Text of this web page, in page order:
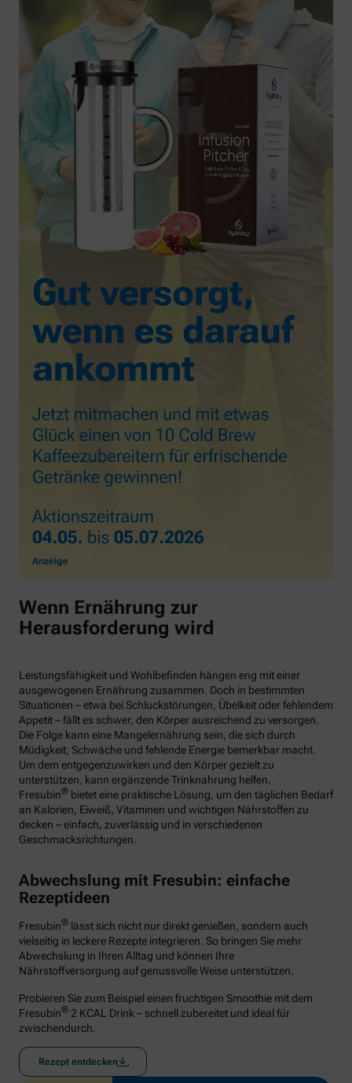
Wenn Ernährung zur
Herausforderung wird
Leistungsfähigkeit und Wohlbefinden hängen eng mit einer
ausgewogenen Ernährung zusammen. Doch in bestimmten
Situationen – etwa bei Schluckstörungen, Übelkeit oder fehlendem
Appetit – fällt es schwer, den Körper ausreichend zu versorgen.
Die Folge kann eine Mangelernährung sein, die sich durch
Müdigkeit, Schwäche und fehlende Energie bemerkbar macht.
Um dem entgegenzuwirken und den Körper gezielt zu
unterstützen, kann ergänzende Trinknahrung helfen.
Fresubin® bietet eine praktische Lösung, um den täglichen Bedarf
an Kalorien, Eiweiß, Vitaminen und wichtigen Nährstoffen zu
decken – einfach, zuverlässig und in verschiedenen
Geschmacksrichtungen.
Abwechslung mit Fresubin: einfache
Rezeptideen
Fresubin® lässt sich nicht nur direkt genießen, sondern auch
vielseitig in leckere Rezepte integrieren. So bringen Sie mehr
Abwechslung in Ihren Alltag und können Ihre
Nährstoffversorgung auf genussvolle Weise unterstützen.
Probieren Sie zum Beispiel einen fruchtigen Smoothie mit dem
Fresubin® 2 KCAL Drink – schnell zubereitet und ideal für
zwischendurch.
Rezept entdecken